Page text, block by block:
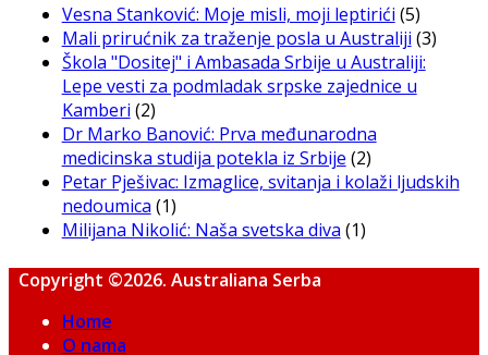
Vesna Stanković: Moje misli, moji leptirići (5)
Mali prirućnik za traženje posla u Australiji (3)
Škola "Dositej" i Ambasada Srbije u Australiji:
Lepe vesti za podmladak srpske zajednice u
Kamberi (2)
Dr Marko Banović: Prva međunarodna
medicinska studija potekla iz Srbije (2)
Petar Pješivac: Izmaglice, svitanja i kolaži ljudskih
nedoumica (1)
Milijana Nikolić: Naša svetska diva (1)
Copyright ©2026. Australiana Serba
Home
O nama